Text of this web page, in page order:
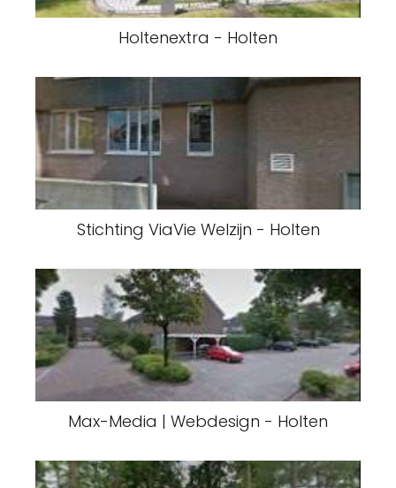
Holtenextra - Holten
Stichting ViaVie Welzijn - Holten
Max-Media | Webdesign - Holten